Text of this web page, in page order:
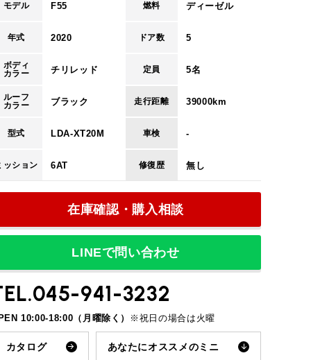
66 万円
2
17,947 円
12,700 円
70,000 円
14 回
モデル F55
年式 2020
ボディ
カラー
チリレッド
ルーフ
カラー
ブラック
型式 LDA-XT20M
ッション 6AT
燃料 ディーゼル
ドア数 5
定員 5名
走行距離 39000km
車検 -
修復歴 無し
在庫確認・購入相談
LINEで問い合わせ
941-3232
10:00-18:00（月曜除く） ※祝日の場合は火曜
カタログ あなたにオススメのミニ